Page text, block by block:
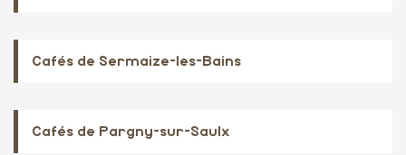
Cafés de Sermaize-les-Bains
Cafés de Pargny-sur-Saulx